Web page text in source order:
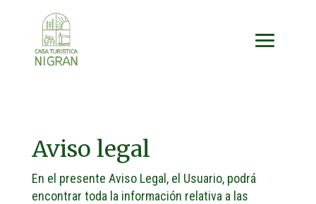
Aviso legal
En el presente Aviso Legal, el Usuario, podrá
encontrar toda la información relativa a las